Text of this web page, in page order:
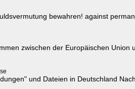
bewahren! against
zwischen der Europäischen
und Dateien in Deutschland